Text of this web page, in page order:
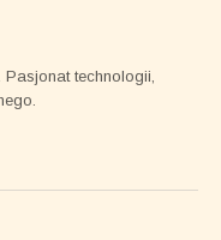
technologii,